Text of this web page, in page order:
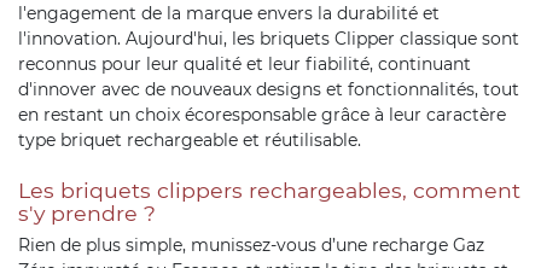
l'engagement de la marque envers la durabilité et
l'innovation. Aujourd'hui, les briquets Clipper classique sont
reconnus pour leur qualité et leur fiabilité, continuant
d'innover avec de nouveaux designs et fonctionnalités, tout
en restant un choix écoresponsable grâce à leur caractère
type briquet rechargeable et réutilisable.
Les briquets clippers rechargeables, comment
s'y prendre ?
Rien de plus simple, munissez-vous d’une recharge Gaz